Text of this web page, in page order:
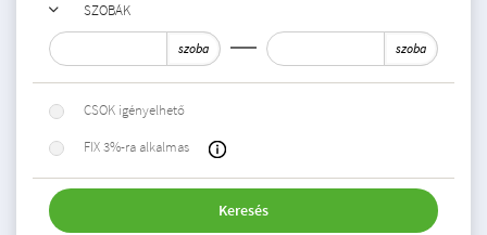
SZOBÁK
szoba szoba
CSOK igényelhető
FIX 3%-ra alkalmas
Keresés